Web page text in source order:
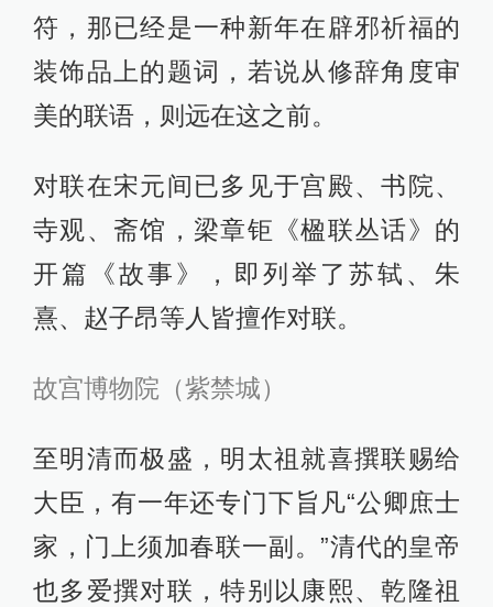
符，那已经是一种新年在辟邪祈福的
装饰品上的题词，若说从修辞角度审
美的联语，则远在这之前。
对联在宋元间已多见于宫殿、书院、
寺观、斋馆，梁章钜《楹联丛话》的
开篇《故事》，即列举了苏轼、朱
熹、赵子昂等人皆擅作对联。
故宫博物院（紫禁城）
至明清而极盛，明太祖就喜撰联赐给
大臣，有一年还专门下旨凡“公卿庶士
家，门上须加春联一副。”清代的皇帝
也多爱撰对联，特别以康熙、乾隆祖